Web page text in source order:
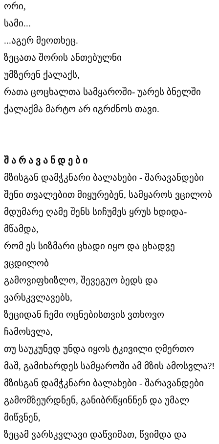
ორი,
სამი...
...აგერ მეოთხეც.
ზეცათა შორის ანთებულნი
უმზერენ ქალაქს,
რათა ცოცხალთა სამყაროში- უარეს ბნელში
ქალაქმა მარტო არ იგრძნოს თავი.
შ ა რ ა ვ ა ნ დ ე ბ ი
მზისგან დამჭკნარი ბალახები - შარავანდები
შენი თვალებით მიყურებენ, სამყაროს ვცილობ
მდუმარე ღამე შენს სიჩუმეს ყრუს ხდიდა-
მწამდა,
რომ ეს სიზმარი ცხადი იყო და ცხადვე
ვცდილობ
გამოვიფხიზლო, შევეგუო ბედს და
ვარსკვლავებს,
ზეციდან ჩემი ოცნებისთვის ვთხოვო
ჩამოსვლა,
თუ საუკუნედ უნდა იყოს ტკივილი ღმერთო
მაშ, გამიხარდეს სამყაროში ამ მზის ამოსვლა?!
მზისგან დამჭკნარი ბალახები - შარავანდები
გამომზეურდნენ, განიბრწყინნენ და უმალ
მიწვნენ,
ზეცამ ვარსკვლავი დაწვიმათ, წვიმდა და